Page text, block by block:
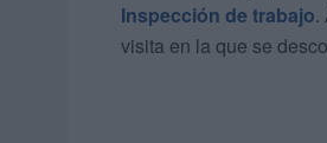
Inspección de trabajo.
visita en la que se